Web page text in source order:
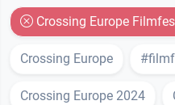
Crossing Europe
Crossing Europe
Crossing Europe 2024